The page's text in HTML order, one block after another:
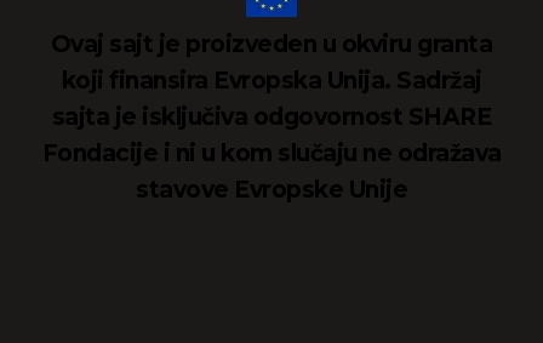
Ovaj sajt je proizveden u okviru granta
koji finansira Evropska Unija. Sadržaj
sajta je isključiva odgovornost SHARE
Fondacije i ni u kom slučaju ne odražava
stavove Evropske Unije